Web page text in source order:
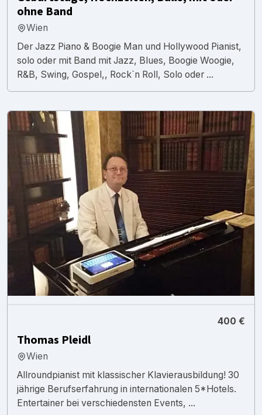
ohne Band
Wien
Der Jazz Piano & Boogie Man und Hollywood Pianist,
solo oder mit Band mit Jazz, Blues, Boogie Woogie,
R&B, Swing, Gospel,, Rock`n Roll, Solo oder ...
400 €
Thomas Pleidl
Wien
Allroundpianist mit klassischer Klavierausbildung! 30
jährige Berufserfahrung in internationalen 5*Hotels.
Entertainer bei verschiedensten Events, ...